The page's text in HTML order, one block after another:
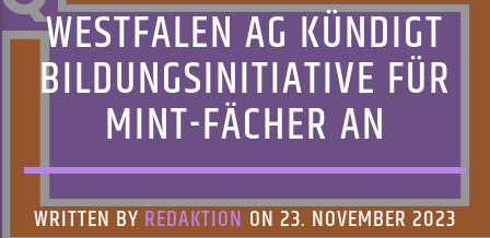
WESTFALEN AG KÜNDIGT
BILDUNGSINITIATIVE FÜR
MINT-FÄCHER AN
WRITTEN BY REDAKTION ON 23. NOVEMBER 2023